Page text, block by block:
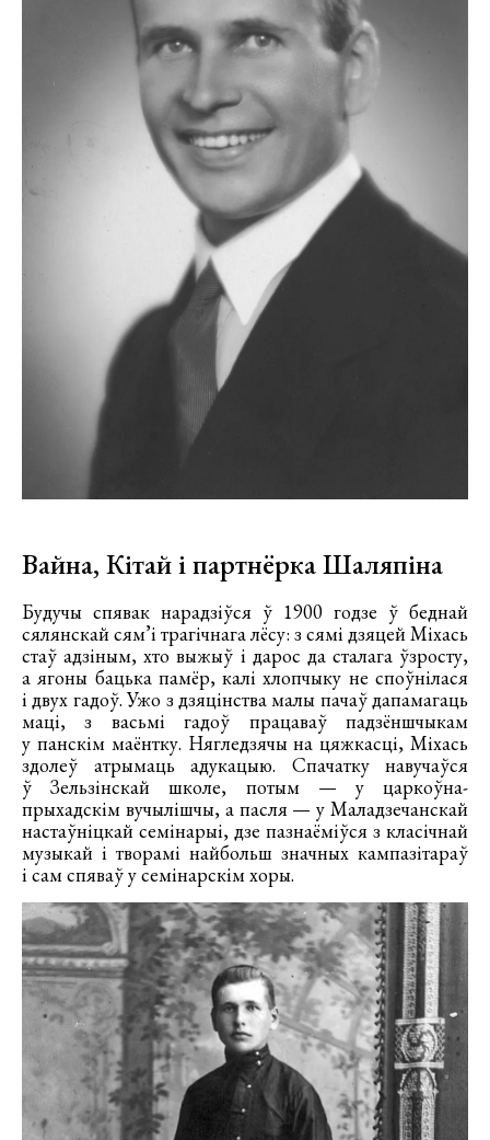
Вайна, Кітай і партнёрка Шаляпіна
Будучы спявак нарадзіўся ў 1900 годзе ў беднай
сялянскай сям’і трагічнага лёсу: з сямі дзяцей Міхась
стаў адзіным, хто выжыў і дарос да сталага ўзросту,
а ягоны бацька памёр, калі хлопчыку не споўнілася
і двух гадоў. Ужо з дзяцінства малы пачаў дапамагаць
маці, з васьмі гадоў працаваў падзёншчыкам
у панскім маёнтку. Нягледзячы на цяжкасці, Міхась
здолеў атрымаць адукацыю. Спачатку навучаўся
ў Зельзінскай школе, потым — у царкоўна-
прыхадскім вучылішчы, а пасля — у Маладзечанскай
настаўніцкай семінарыі, дзе пазнаёміўся з класічнай
музыкай і творамі найбольш значных кампазітараў
і сам спяваў у семінарскім хоры.